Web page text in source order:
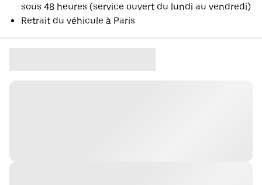
sous 48 heures (service ouvert du lundi au vendredi)
Retrait du véhicule à Paris